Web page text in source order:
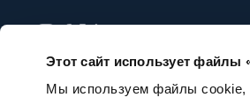
Этот сайт использует файлы
Мы используем файлы cookie,
Подписаться на новостные
рассылки